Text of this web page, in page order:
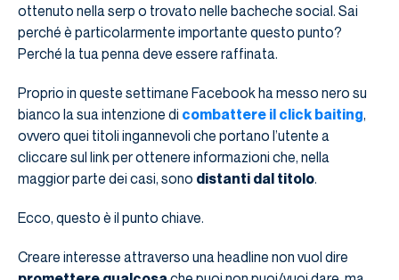
ottenuto nella serp o trovato nelle bacheche social. Sai
perché è particolarmente importante questo punto?
Perché la tua penna deve essere raffinata.
Proprio in queste settimane Facebook ha messo nero su
bianco la sua intenzione di combattere il click baiting,
ovvero quei titoli ingannevoli che portano l’utente a
cliccare sul link per ottenere informazioni che, nella
maggior parte dei casi, sono distanti dal titolo.
Ecco, questo è il punto chiave.
Creare interesse attraverso una headline non vuol dire